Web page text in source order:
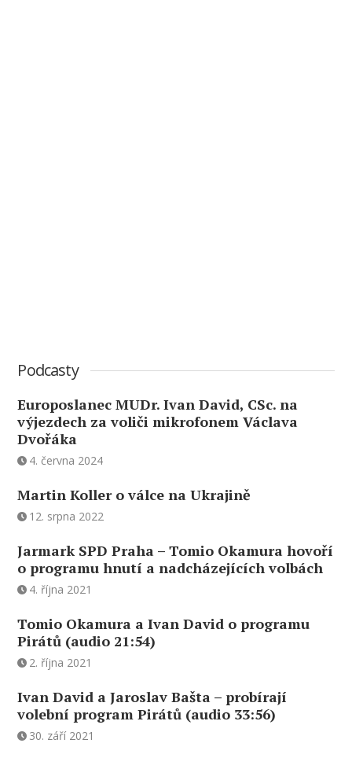
Podcasty
Europoslanec MUDr. Ivan David, CSc. na
výjezdech za voliči mikrofonem Václava
Dvořáka
4. června 2024
Martin Koller o válce na Ukrajině
12. srpna 2022
Jarmark SPD Praha – Tomio Okamura hovoří
o programu hnutí a nadcházejících volbách
4. října 2021
Tomio Okamura a Ivan David o programu
Pirátů (audio 21:54)
2. října 2021
Ivan David a Jaroslav Bašta – probírají
volební program Pirátů (audio 33:56)
30. září 2021